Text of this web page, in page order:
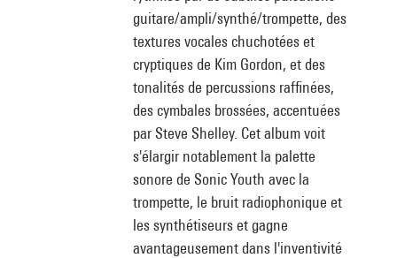
guitare/ampli/synthé/trompette, des
textures vocales chuchotées et
cryptiques de Kim Gordon, et des
tonalités de percussions raffinées,
des cymbales brossées, accentuées
par Steve Shelley. Cet album voit
s'élargir notablement la palette
sonore de Sonic Youth avec la
trompette, le bruit radiophonique et
les synthétiseurs et gagne
avantageusement dans l'inventivité